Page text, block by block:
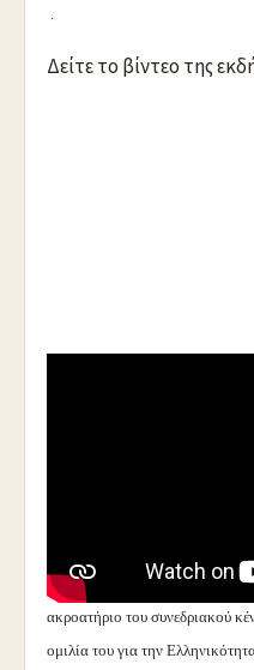
Δείτε το βίντεο της
Γλώσσας Α.Π.Θ. κ.Χρίστος
ακροατήριο του συνεδριακού
ομιλία του για την